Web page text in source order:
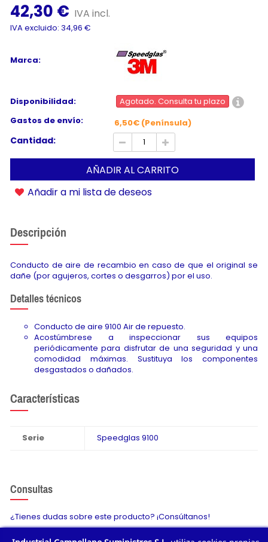
42,30 € IVA incl.
IVA excluido: 34,96 €
Marca:
Disponibilidad:
Agotado. Consulta tu plazo
Gastos de envío:
6,50€ (Península)
Cantidad:
AÑADIR AL CARRITO
Añadir a mi lista de deseos
Descripción
Conducto de aire de recambio en caso de que el original se
dañe (por agujeros, cortes o desgarros) por el uso.
Detalles técnicos
Conducto de aire 9100 Air de repuesto.
Acostúmbrese a inspeccionar sus equipos
periódicamente para disfrutar de una seguridad y una
comodidad máximas. Sustituya los componentes
desgastados o dañados.
Características
Serie Speedglas 9100
Consultas
¿Tienes dudas sobre este producto? ¡Consúltanos!